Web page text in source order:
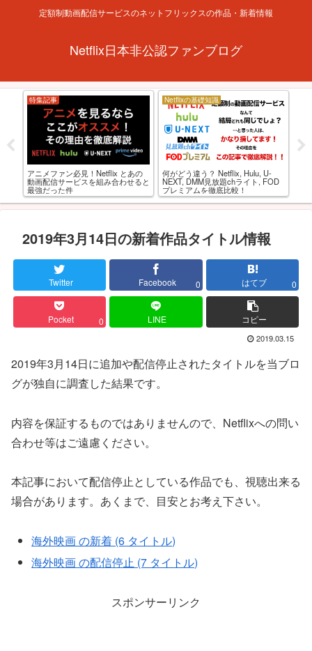
定額制動画配信サービスのネットフリックスの作品・新着情報
Netflix日本非公認ファンブログ
特集記事
アニメファン必見！Netflix とあの
動画配信サービスを組み合わせると
最強だった件
Netflixの基礎知識
何がどう違う？ Netflix, Hulu, U-
NEXT, DMM見放題chライト, FOD
プレミアムを徹底比較！
2019年3月14日の新着作品タイトル情報
Twitter Facebook 0 はてブ 0
Pocket 0 LINE コピー
2019.03.15
2019年3月14日に追加や配信停止されたタイトルを当ブロ
グが独自に調査した結果です。
内容を保証するものではありませんので、Netflixへの問い
合わせ等はご遠慮ください。
本記事において配信停止としている作品でも、視聴出来る
場合があります。あくまで、目安とお考え下さい。
海外映画 の新着 (6 タイトル)
海外映画 の配信停止 (7 タイトル)
スポンサーリンク